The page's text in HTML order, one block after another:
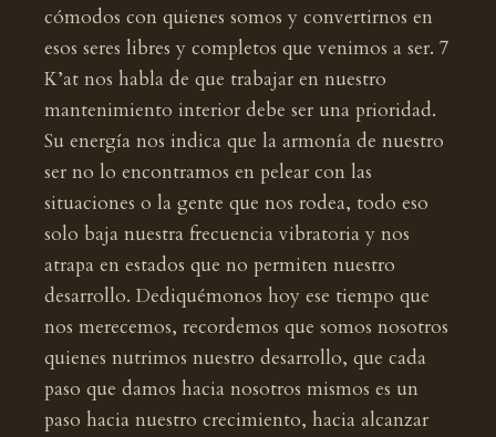
cómodos con quienes somos y convertirnos en
esos seres libres y completos que venimos a ser. 7
K’at nos habla de que trabajar en nuestro
mantenimiento interior debe ser una prioridad.
Su energía nos indica que la armonía de nuestro
ser no lo encontramos en pelear con las
situaciones o la gente que nos rodea, todo eso
solo baja nuestra frecuencia vibratoria y nos
atrapa en estados que no permiten nuestro
desarrollo. Dediquémonos hoy ese tiempo que
nos merecemos, recordemos que somos nosotros
quienes nutrimos nuestro desarrollo, que cada
paso que damos hacia nosotros mismos es un
paso hacia nuestro crecimiento, hacia alcanzar